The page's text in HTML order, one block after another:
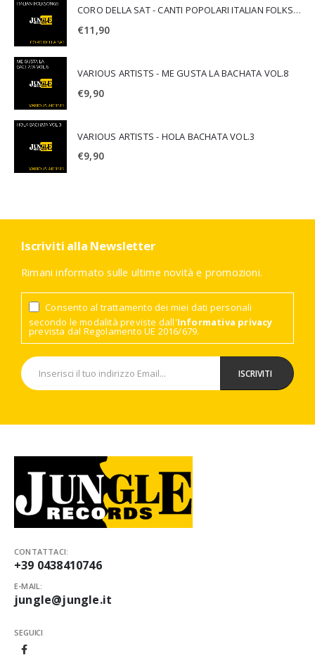
CORO DELLA SAT - CANTI POPOLARI ITALIAN FOLKSONGS
€11,90
VARIOUS ARTISTS - ME GUSTA LA BACHATA VOL.8
€9,90
VARIOUS ARTISTS - HOLA BACHATA VOL.3
€9,90
Iscriviti alla Newsletter
Rimani informato sulle ultime novità e promozioni.
Consento al trattamento dei miei dati personali
secondo le modalità previste dall'Informativa privacy
prevista dal Regolamento UE 2016/679.
CONTATTACI:
+39 0438410746
E-MAIL:
jungle@jungle.it
SEGUICI